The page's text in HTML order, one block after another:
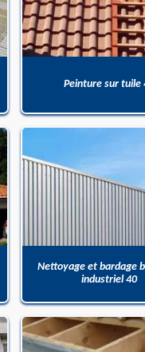
Peinture sur tuile
Nettoyage et bardage
industriel 40